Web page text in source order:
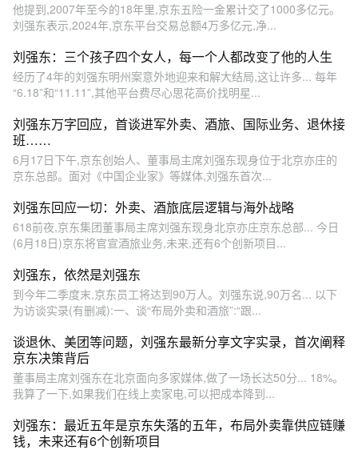
他提到,2007年至今的18年里,京东五险一金累计交了1000多亿元。
刘强东表示,2024年,京东平台交易总额4万多亿元,净...
刘强东：三个孩子四个女人，每一个人都改变了他的人生
经历了4年的刘强东明州案意外地迎来和解大结局,这让许多... 每年
“6.18”和“11.11”,其他平台费尽心思花高价找明星...
刘强东万字回应，首谈进军外卖、酒旅、国际业务、退休接
班……
6月17日下午,京东创始人、董事局主席刘强东现身位于北京亦庄的
京东总部。面对《中国企业家》等媒体,刘强东首次...
刘强东回应一切：外卖、酒旅底层逻辑与海外战略
618前夜,京东集团董事局主席刘强东现身北京亦庄京东总部... 今日
(6月18日)京东将官宣酒旅业务,未来,还有6个创新项目...
刘强东，依然是刘强东
到今年二季度末,京东员工将达到90万人。刘强东说,90万名... 以下
为访谈实录(有删减):一、谈“布局外卖和酒旅”:“跟...
谈退休、美团等问题，刘强东最新分享文字实录，首次阐释
京东决策背后
董事局主席刘强东在北京面向多家媒体,做了一场长达50分... 18%。
我算了一下,如果我们在线上卖家电,可以把成本降到...
刘强东：最近五年是京东失落的五年，布局外卖靠供应链赚
钱，未来还有6个创新项目